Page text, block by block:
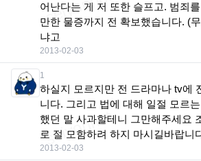
어난다는 게 저 또한 슬프고. 범죄
만한 물증까지 전 확보했습니다. (
냐고
2013-02-03
1
하실지 모르지만 전 드라마나 tv에
니다. 그리고 법에 대해 일절 모르
했던 말 사과할테니 그만해주세요
로 절 모함하려 하지 마시길바랍니
2013-02-03